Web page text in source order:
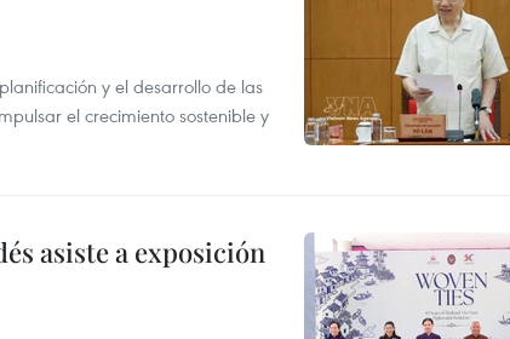
y el desarrollo de las
el crecimiento sostenible y
asiste a exposición